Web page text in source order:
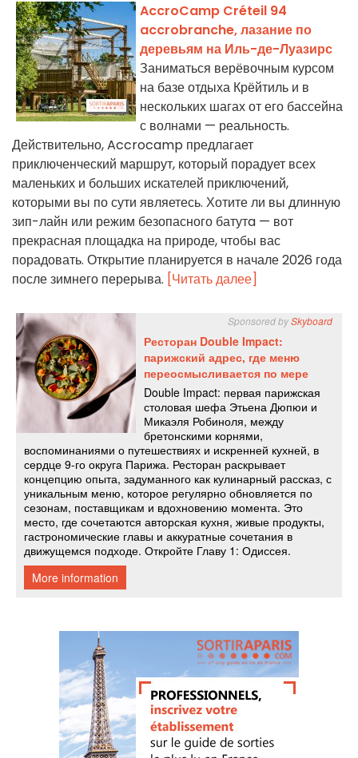
AccroCamp Créteil 94
accrobranche, лазание по
деревьям на Иль-де-Луазирс
Заниматься верёвочным курсом
на базе отдыха Крёйтиль и в
нескольких шагах от его бассейна
с волнами — реальность.
Действительно, Accrocamp предлагает
приключенческий маршрут, который порадует всех
маленьких и больших искателей приключений,
которыми вы по сути являетесь. Хотите ли вы длинную
зип-лайн или режим безопасного батутa — вот
прекрасная площадка на природе, чтобы вас
порадовать. Открытие планируется в начале 2026 года
после зимнего перерыва. [Читать далее]